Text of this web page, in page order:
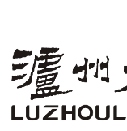
Co., Ltd.